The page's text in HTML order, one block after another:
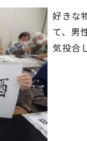
好きな
て、男
気投合